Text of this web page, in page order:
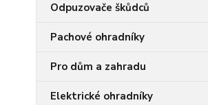
Odpuzovače škůdců
Pachové ohradníky
Pro dům a zahradu
Elektrické ohradníky